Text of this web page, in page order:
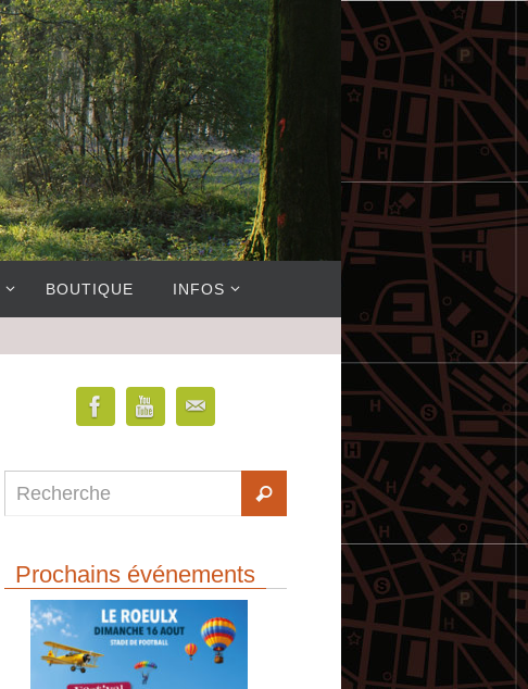
BOUTIQUE INFOS
Prochains événements